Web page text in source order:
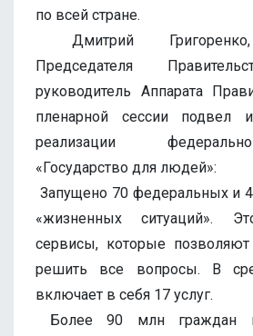
по всей стране.
Дмитрий Григоренко,
Председателя
руководитель Аппарата
пленарной сессии подвел
реализации
«Государство для людей»:
Запущено 70 федеральных и
«жизненных ситуаций».
сервисы, которые
решить все вопросы. В
включает в себя 17 услуг.
Более 90 млн граждан